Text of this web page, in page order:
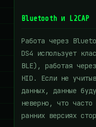
Bluetooth и L2CAP
Работа через
DS4 использует
BLE), работая
HID. Если не
данных, данные
неверно, что часто
ранних версиях